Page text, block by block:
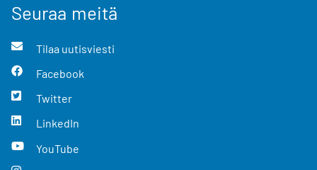
Seuraa meitä
Tilaa uutisviesti
Facebook
Twitter
LinkedIn
YouTube